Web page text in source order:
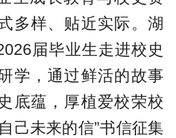
多样、贴近实际。湖
届毕业生走进校史
学，通过鲜活的故事
底蕴，厚植爱校荣校
己未来的信”书信征集